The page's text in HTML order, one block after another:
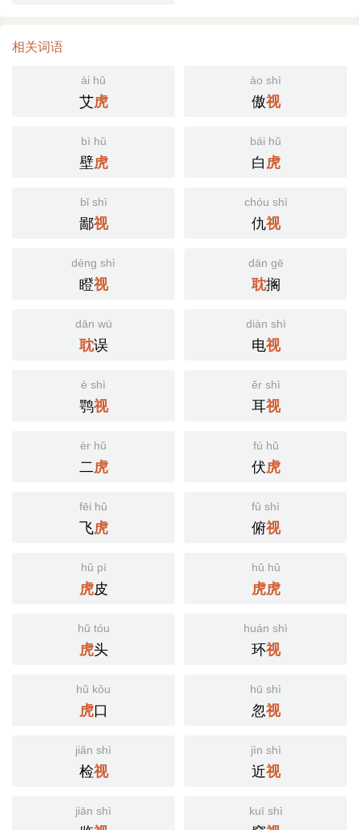
相关词语
ài hǔ
艾虎
ào shì
傲视
bì hǔ
壁虎
bái hǔ
白虎
bǐ shì
鄙视
chóu shì
仇视
dèng shì
瞪视
dān gē
耽搁
dān wù
耽误
diàn shì
电视
è shì
鹗视
ěr shì
耳视
èr hǔ
二虎
fú hǔ
伏虎
fēi hǔ
飞虎
fǔ shì
俯视
hǔ pí
虎皮
hǔ hǔ
虎虎
hǔ tóu
虎头
huán shì
环视
hǔ kǒu
虎口
hū shì
忽视
jiǎn shì
检视
jìn shì
近视
jiān shì kuī shì